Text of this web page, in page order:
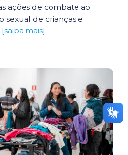
ações de combate ao
sexual de crianças e
[saiba mais]